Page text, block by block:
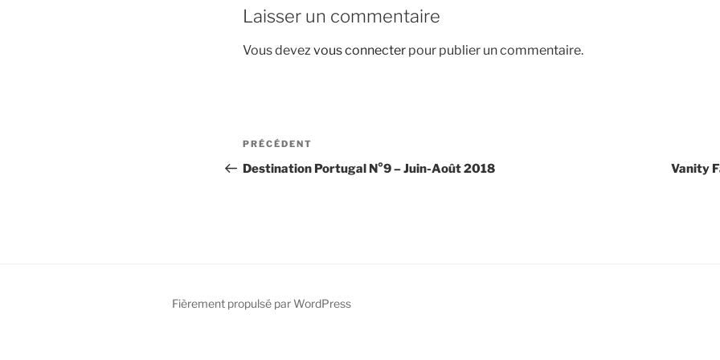
Laisser un commentaire
Vous devezvous connecter pour publier un commentaire.
Navigation
de
Article
précédent
PRÉCÉDENT
Destination Portugal N°9 – Juin-Août 2018 Vanity
Fièrement propulsé par WordPress